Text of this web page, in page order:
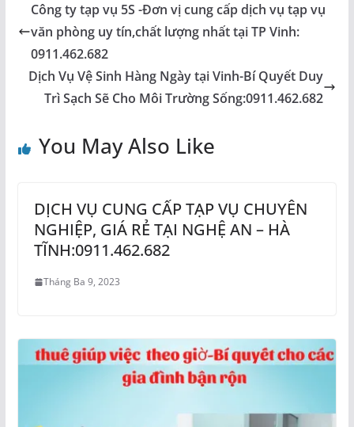
Công ty tạp vụ 5S -Đơn vị cung cấp dịch vụ tạp vụ
văn phòng uy tín,chất lượng nhất tại TP Vinh:
0911.462.682
Dịch Vụ Vệ Sinh Hàng Ngày tại Vinh-Bí Quyết Duy
Trì Sạch Sẽ Cho Môi Trường Sống:0911.462.682
You May Also Like
DỊCH VỤ CUNG CẤP TẠP VỤ CHUYÊN
NGHIỆP, GIÁ RẺ TẠI NGHỆ AN – HÀ
TĨNH:0911.462.682
Tháng Ba 9, 2023